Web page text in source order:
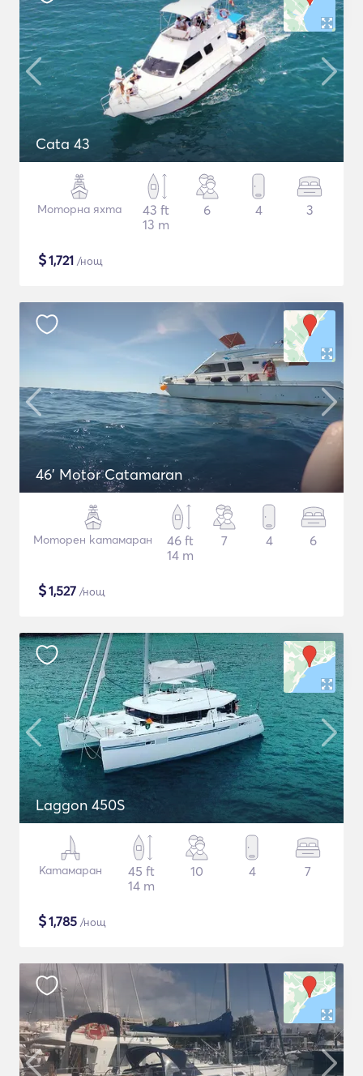
Cata 43
Моторна яхта
43 ft
13 m
6 4 3
$1,721 /нощ
46' Motor Catamaran
Моторен катамаран
46 ft
14 m
7 4 6
$1,527 /нощ
Laggon 450S
Катамаран
45 ft
14 m
10 4 7
$1,785 /нощ